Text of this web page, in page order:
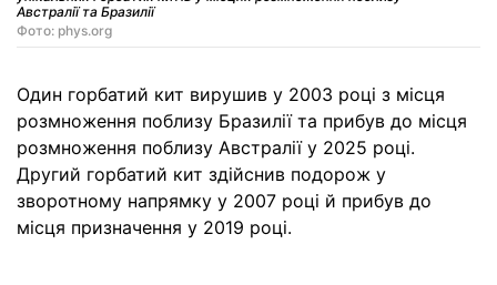
Австралії та Бразилії
Фото: phys.org
Один горбатий кит вирушив у 2003 році з місця
розмноження поблизу Бразилії та прибув до місця
розмноження поблизу Австралії у 2025 році.
Другий горбатий кит здійснив подорож у
зворотному напрямку у 2007 році й прибув до
місця призначення у 2019 році.